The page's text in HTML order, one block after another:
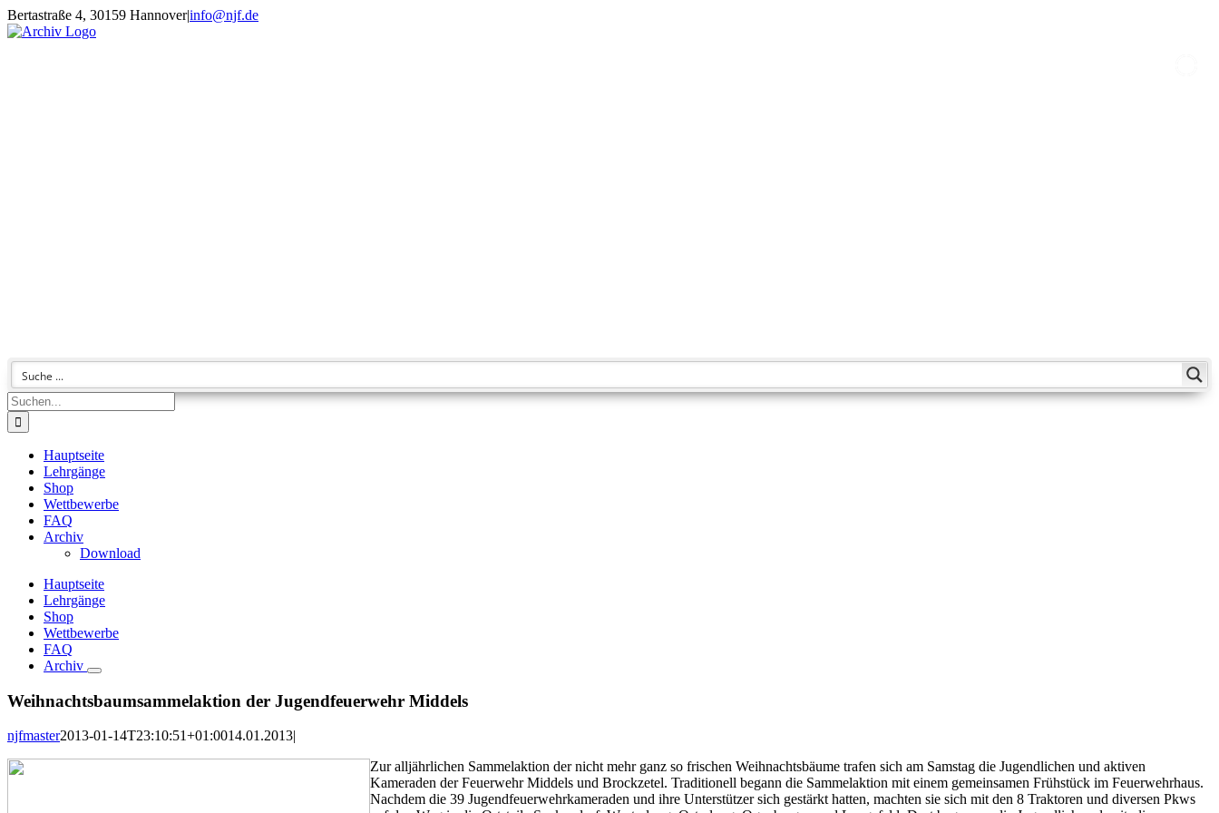
Zum
Inhalt
Bertastraße 4, 30159 Hannover|info@njf.de
Facebook
Instagram
YouTube
E-
Suche
nach:
Hauptseite
Lehrgänge
Shop
Wettbewerbe
FAQ
Archiv
Download
Hauptseite
Lehrgänge
Shop
Wettbewerbe
FAQ
Archiv
Weihnachtsbaumsammelaktion der Jugendfeuerwehr Middels
njfmaster2013-01-14T23:10:51+01:0014.01.2013|
Zur alljährlichen Sammelaktion der nicht mehr ganz so frischen Weihnachtsbäume trafen sich am Samstag die Jugendlichen und aktiven
Kameraden der Feuerwehr Middels und Brockzetel. Traditionell begann die Sammelaktion mit einem gemeinsamen Frühstück im Feuerwehrhaus.
Nachdem die 39 Jugendfeuerwehrkameraden und ihre Unterstützer sich gestärkt hatten, machten sie sich mit den 8 Traktoren und diversen Pkws